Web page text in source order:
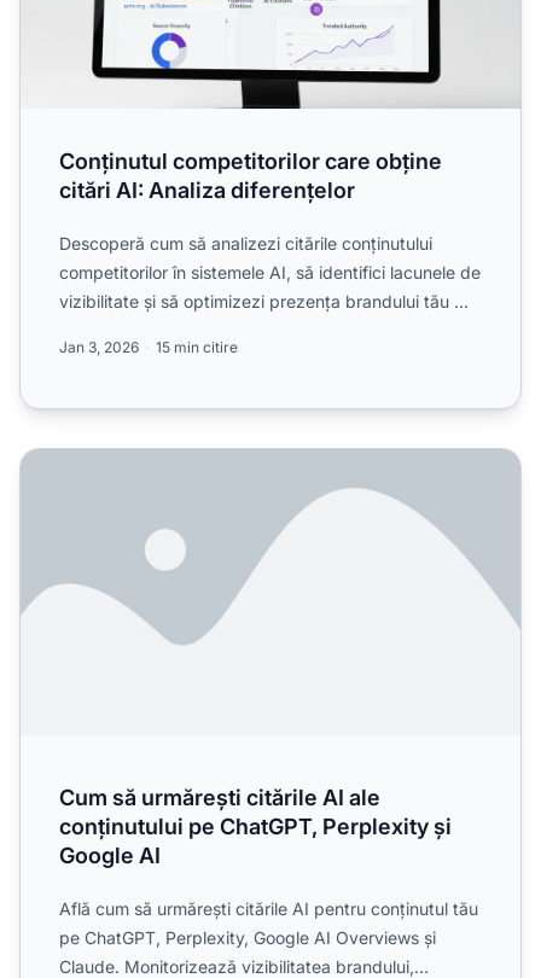
Conținutul competitorilor care obține
citări AI: Analiza diferențelor
Descoperă cum să analizezi citările conținutului
competitorilor în sistemele AI, să identifici lacunele de
vizibilitate și să optimizezi prezența brandului tău ...
Jan 3, 2026 15 min citire
Cum să urmărești citările AI ale conținutului pe ChatGPT,
Cum să urmărești citările AI ale
conținutului pe ChatGPT, Perplexity și
Google AI
Află cum să urmărești citările AI pentru conținutul tău
pe ChatGPT, Perplexity, Google AI Overviews și
Claude. Monitorizează vizibilitatea brandului,